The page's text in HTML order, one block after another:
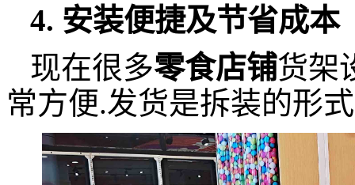
4. 安装便捷及节省成本
现在很多零食店铺货架
常方便.发货是拆装的形